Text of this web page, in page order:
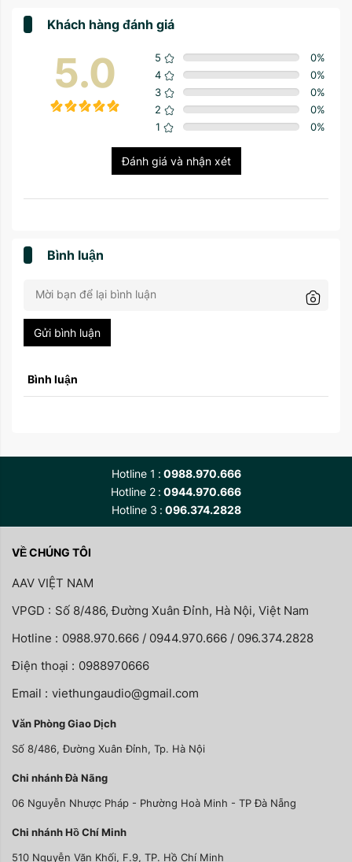
Khách hàng đánh giá
5.0 5 0%
4
0%
3
0%
2
0%
1
0%
Đánh giá và nhận xét
Bình luận
Gửi bình luận
Bình luận
Hotline 1
0988.970.666
Hotline 2 0944.970.666
Hotline 3
096.374.2828
VỀ CHÚNG TÔI
AAV VIỆT NAM
VPGD : Số 8/486, Đường Xuân Đỉnh, Hà Nội, Việt Nam
Hotline : 0988.970.666 / 0944.970.666 / 096.374.2828
Điện thoại : 0988970666
Email : viethungaudio@gmail.com
Văn Phòng Giao Dịch
Số 8/486, Đường Xuân Đỉnh, Tp. Hà Nội
Chi nhánh Đà Nãng
06 Nguyễn Nhược Pháp - Phường Hoà Minh - TP Đà Nẵng
Chi nhánh Hồ Chí Minh
510 Nguyễn Văn Khối, F.9, TP. Hồ Chí Minh